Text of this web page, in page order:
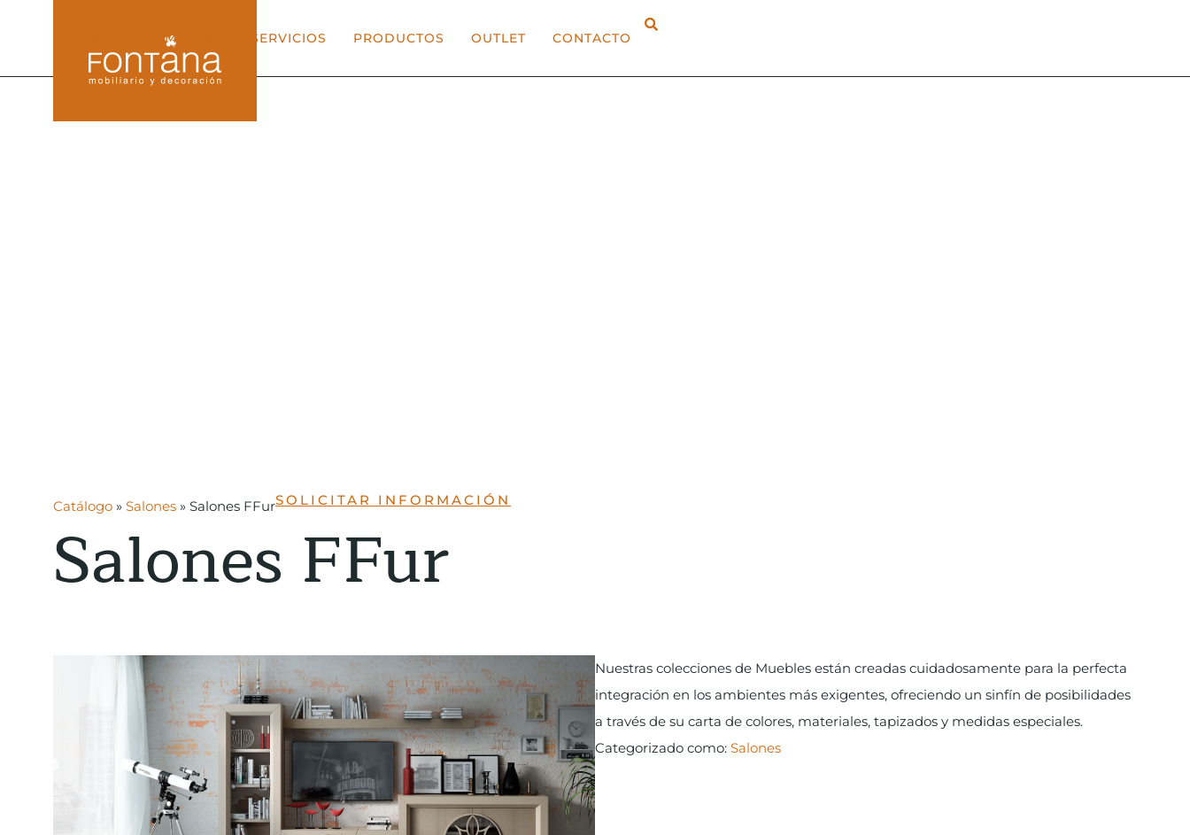
EMPRESA SERVICIOS PRODUCTOS OUTLET CONTACTO
Catálogo » Salones » Salones FFurSOLICITAR INFORMACIÓN
Salones FFur
Nuestras colecciones de Muebles están creadas cuidadosamente para la perfecta
integración en los ambientes más exigentes, ofreciendo un sinfí­n de posibilidades
a través de su carta de colores, materiales, tapizados y medidas especiales.
Categorizado como: Salones